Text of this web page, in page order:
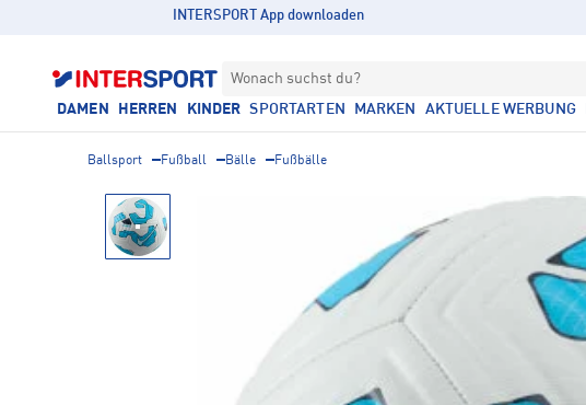
INTERSPORT App downloaden
Wonach suchst du?
DAMEN HERREN KINDER SPORTARTEN MARKEN AKTUELLE WERBUNG
Ballsport Fußball Bälle Fußbälle